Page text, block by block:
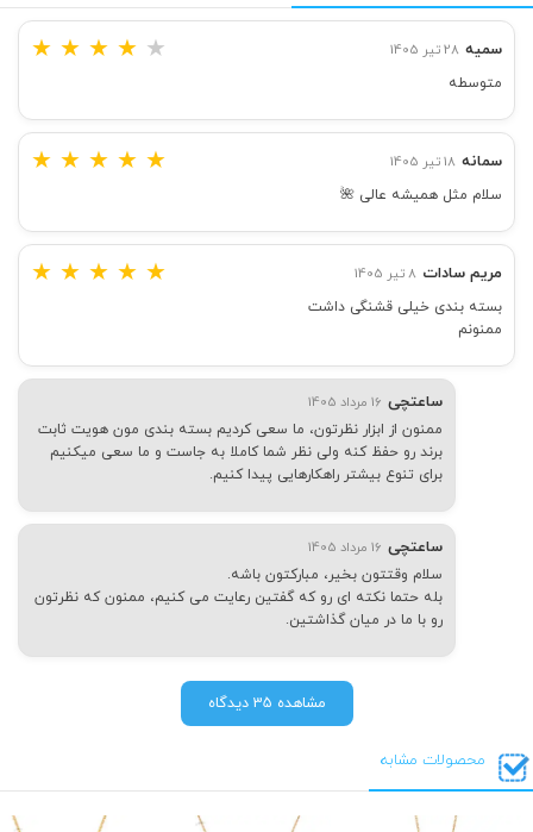
سمیه 28 تیر 1405 ★ ★ ★ ★ ★
متوسطه
سمانه 18 تیر 1405 ★ ★ ★ ★ ★
سلام مثل همیشه عالی 🌺
مریم سادات 8 تیر 1405 ★ ★ ★ ★ ★
بسته بندی خیلی قشنگی داشت
ممنونم
ساعتچی 16 مرداد 1405
ممنون از ابزار نظرتون، ما سعی کردیم بسته بندی مون هویت ثابت
برند رو حفظ کنه ولی نظر شما کاملا به جاست و ما سعی میکنیم
برای تنوع بیشتر راهکارهایی پیدا کنیم.
ساعتچی 16 مرداد 1405
سلام وقتتون بخیر، مبارکتون باشه.
بله حتما نکته ای رو که گفتین رعایت می کنیم، ممنون که نظرتون
رو با ما در میان گذاشتین.
مشاهده 35 دیدگاه
محصولات مشابه